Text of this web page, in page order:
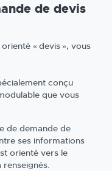
de devis
« devis », vous
conçu
que vous
de demande de
ses informations
orienté vers le